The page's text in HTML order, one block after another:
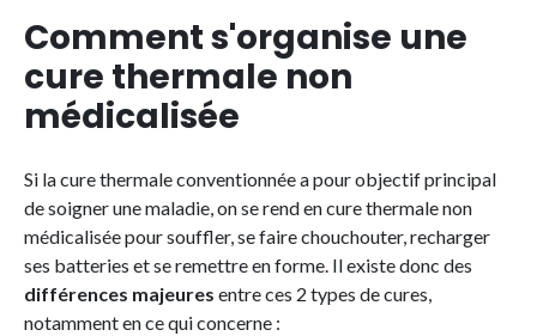
Comment s'organise une
cure thermale non
médicalisée
Si la cure thermale conventionnée a pour objectif principal
de soigner une maladie, on se rend en cure thermale non
médicalisée pour souffler, se faire chouchouter, recharger
ses batteries et se remettre en forme. Il existe donc des
différences majeures entre ces 2 types de cures,
notamment en ce qui concerne :